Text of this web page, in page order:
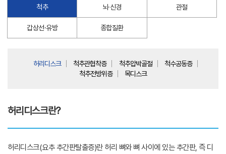
척추 뇌·신경 관절
갑상선·유방 종합질환
허리디스크 척추관협착증 척추압박골절
척수공동증
척추전방위증
목디스크
허리디스크란?
허리디스크(요추 추간판탈출증)란 허리 뼈와 뼈 사이에 있는 추간판, 즉 디